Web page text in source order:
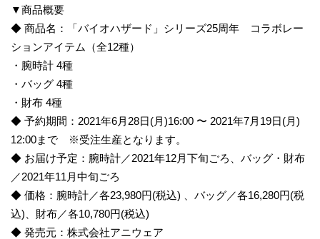
▼商品概要
◆ 商品名：「バイオハザード」シリーズ25周年 コラボレー
ションアイテム（全12種）
・腕時計 4種
・バッグ 4種
・財布 4種
◆ 予約期間：2021年6月28日(月)16:00 〜 2021年7月19日(月)
12:00まで ※受注生産となります。
◆ お届け予定：腕時計／2021年12月下旬ごろ、バッグ・財布
／2021年11月中旬ごろ
◆ 価格：腕時計／各23,980円(税込) 、バッグ／各16,280円(税
込)、財布／各10,780円(税込)
◆ 発売元：株式会社アニウェア